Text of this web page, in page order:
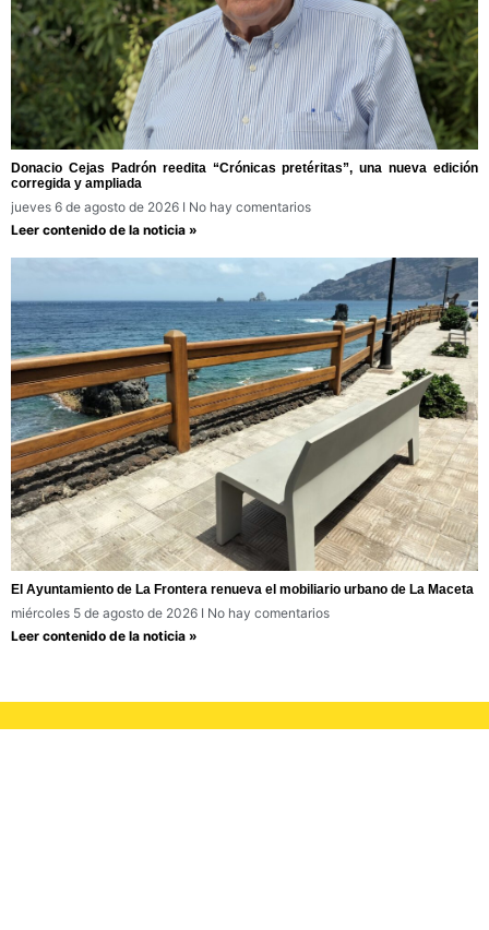
Donacio Cejas Padrón reedita “Crónicas pretéritas”, una nueva edición
corregida y ampliada
jueves 6 de agosto de 2026
No hay comentarios
Leer contenido de la noticia »
El Ayuntamiento de La Frontera renueva el mobiliario urbano de La Maceta
miércoles 5 de agosto de 2026
No hay comentarios
Leer contenido de la noticia »